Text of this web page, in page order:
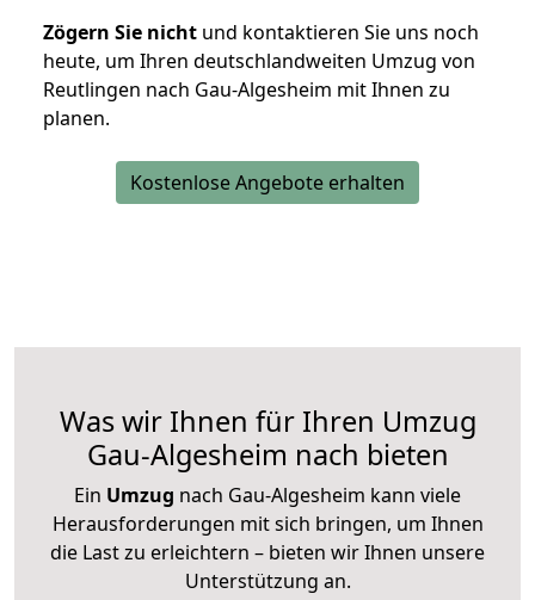
Zögern Sie nicht und kontaktieren Sie uns noch
heute, um Ihren deutschlandweiten Umzug von
Reutlingen nach Gau-Algesheim mit Ihnen zu
planen.
Kostenlose Angebote erhalten
Was wir Ihnen für Ihren Umzug
Gau-Algesheim nach bieten
Ein Umzug nach Gau-Algesheim kann viele
Herausforderungen mit sich bringen, um Ihnen
die Last zu erleichtern – bieten wir Ihnen unsere
Unterstützung an.